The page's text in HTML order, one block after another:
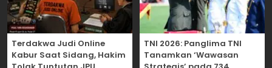
Terdakwa Judi Online
Kabur Saat Sidang, Hakim
TNI 2026: Panglima TNI
Tanamkan ‘Wawasan